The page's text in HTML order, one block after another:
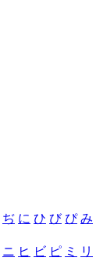
ぢ に ひ び ぴ み
ニ ヒ ビ ピ ミ リ